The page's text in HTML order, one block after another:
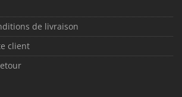
de livraison
client